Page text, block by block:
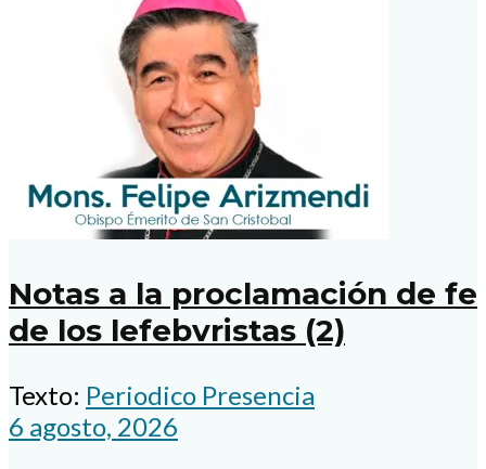
Notas a la proclamación de fe
de los lefebvristas (2)
Texto: Periodico Presencia
6 agosto, 2026